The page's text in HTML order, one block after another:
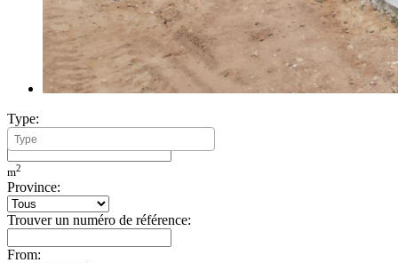
Type:
Minimum Build Area:
m2
Province:
Trouver un numéro de référence:
From: